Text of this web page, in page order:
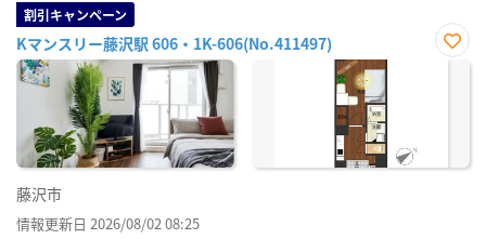
割引キャンペーン
Kマンスリー藤沢駅 606・1K-606(No.411497)
お気
藤沢市
情報更新日 2026/08/02 08:25